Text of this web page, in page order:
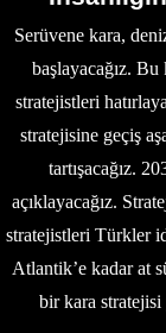
Serüvene kara,
başlayacağız. Bu
stratejistleri
stratejisine geçiş
tartışacağız.
açıklayacağız.
stratejistleri Türkler
Atlantik’e kadar at
bir kara stratejisi